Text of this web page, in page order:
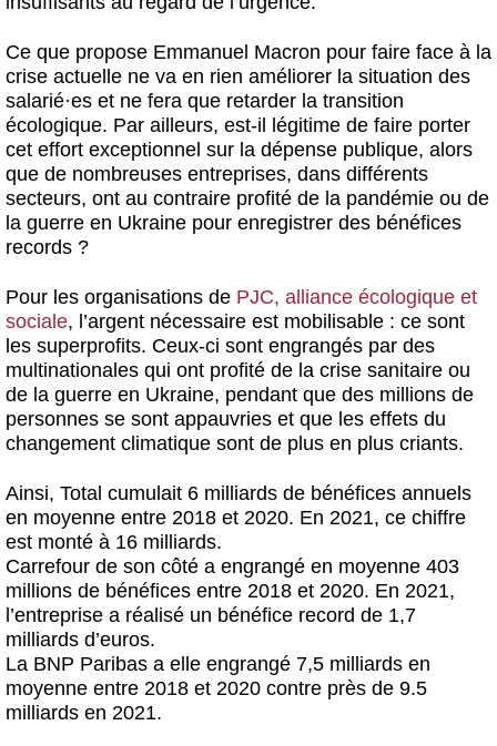
Ce que propose Emmanuel Macron pour faire face à la
crise actuelle ne va en rien améliorer la situation des
salarié·es et ne fera que retarder la transition
écologique. Par ailleurs, est-il légitime de faire porter
cet effort exceptionnel sur la dépense publique, alors
que de nombreuses entreprises, dans différents
secteurs, ont au contraire profité de la pandémie ou de
la guerre en Ukraine pour enregistrer des bénéfices
records ?
Pour les organisations de PJC, alliance écologique et
sociale, l’argent nécessaire est mobilisable : ce sont
les superprofits. Ceux-ci sont engrangés par des
multinationales qui ont profité de la crise sanitaire ou
de la guerre en Ukraine, pendant que des millions de
personnes se sont appauvries et que les effets du
changement climatique sont de plus en plus criants.
Ainsi, Total cumulait 6 milliards de bénéfices annuels
en moyenne entre 2018 et 2020. En 2021, ce chiffre
est monté à 16 milliards.
Carrefour de son côté a engrangé en moyenne 403
millions de bénéfices entre 2018 et 2020. En 2021,
l’entreprise a réalisé un bénéfice record de 1,7
milliards d’euros.
La BNP Paribas a elle engrangé 7,5 milliards en
moyenne entre 2018 et 2020 contre près de 9.5
milliards en 2021.